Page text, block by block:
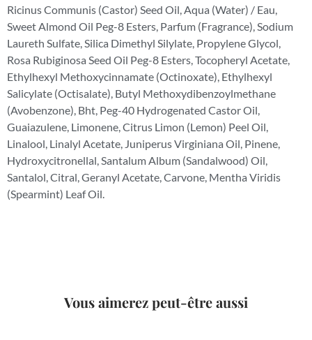
Ricinus Communis (Castor) Seed Oil, Aqua (Water) / Eau,
Sweet Almond Oil Peg-8 Esters, Parfum (Fragrance), Sodium
Laureth Sulfate, Silica Dimethyl Silylate, Propylene Glycol,
Rosa Rubiginosa Seed Oil Peg-8 Esters, Tocopheryl Acetate,
Ethylhexyl Methoxycinnamate (Octinoxate), Ethylhexyl
Salicylate (Octisalate), Butyl Methoxydibenzoylmethane
(Avobenzone), Bht, Peg-40 Hydrogenated Castor Oil,
Guaiazulene, Limonene, Citrus Limon (Lemon) Peel Oil,
Linalool, Linalyl Acetate, Juniperus Virginiana Oil, Pinene,
Hydroxycitronellal, Santalum Album (Sandalwood) Oil,
Santalol, Citral, Geranyl Acetate, Carvone, Mentha Viridis
(Spearmint) Leaf Oil.
Vous aimerez peut-être aussi